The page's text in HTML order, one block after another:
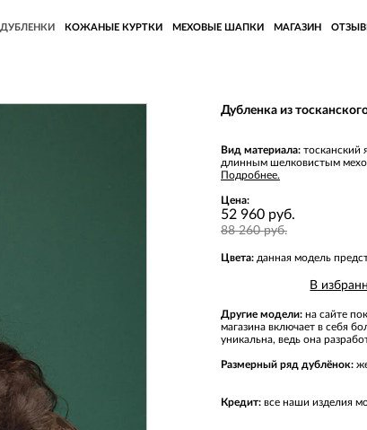
ДУБЛЕНКИ КОЖАНЫЕ КУРТКИ МЕХОВЫЕ ШАПКИ МАГАЗИН
Дубленка из
Вид материала: тосканский
длинным шелковистым
Подробнее.
Цена:
52 960 руб.
88 260 руб.
Цвета: данная модель
В
Другие модели: на сайте
магазина включает в себя
уникальна, ведь она
Размерный ряд дублёнок:
Кредит: все наши изделия